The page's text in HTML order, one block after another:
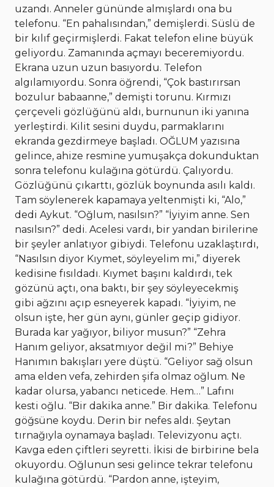
uzandı. Anneler gününde almışlardı ona bu
telefonu. “En pahalısından,” demişlerdi. Süslü de
bir kılıf geçirmişlerdi. Fakat telefon eline büyük
geliyordu. Zamanında açmayı beceremiyordu.
Ekrana uzun uzun basıyordu. Telefon
algılamıyordu. Sonra öğrendi, “Çok bastırırsan
bozulur babaanne,” demişti torunu. Kırmızı
çerçeveli gözlüğünü aldı, burnunun iki yanına
yerleştirdi. Kilit sesini duydu, parmaklarını
ekranda gezdirmeye başladı. OĞLUM yazısına
gelince, ahize resmine yumuşakça dokunduktan
sonra telefonu kulağına götürdü. Çalıyordu.
Gözlüğünü çıkarttı, gözlük boynunda asılı kaldı.
Tam söylenerek kapamaya yeltenmişti ki, “Alo,”
dedi Aykut. “Oğlum, nasılsın?” “İyiyim anne. Sen
nasılsın?” dedi. Acelesi vardı, bir yandan birilerine
bir şeyler anlatıyor gibiydi. Telefonu uzaklaştırdı,
“Nasılsın diyor Kıymet, söyleyelim mi,” diyerek
kedisine fısıldadı. Kıymet başını kaldırdı, tek
gözünü açtı, ona baktı, bir şey söyleyecekmiş
gibi ağzını açıp esneyerek kapadı. “İyiyim, ne
olsun işte, her gün aynı, günler geçip gidiyor.
Burada kar yağıyor, biliyor musun?” “Zehra
Hanım geliyor, aksatmıyor değil mi?” Behiye
Hanımın bakışları yere düştü. “Geliyor sağ olsun
ama elden vefa, zehirden şifa olmaz oğlum. Ne
kadar olursa, yabancı neticede. Hem…” Lafını
kesti oğlu. “Bir dakika anne.” Bir dakika. Telefonu
göğsüne koydu. Derin bir nefes aldı. Şeytan
tırnağıyla oynamaya başladı. Televizyonu açtı.
Kavga eden çiftleri seyretti. İkisi de birbirine bela
okuyordu. Oğlunun sesi gelince tekrar telefonu
kulağına götürdü. “Pardon anne, işteyim,